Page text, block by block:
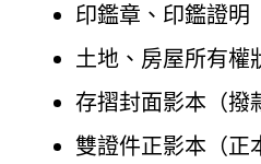
印鑑章、印鑑證明
土地、房屋所有權
存摺封面影本（撥
雙證件正影本（正